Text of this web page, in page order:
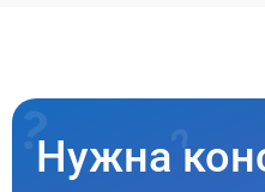
Нужна